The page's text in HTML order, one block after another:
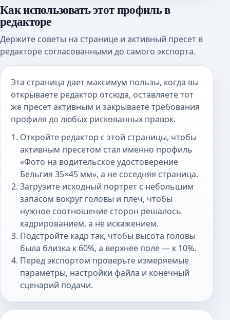
Как использовать этот профиль в
редакторе
Держите советы на странице и активный пресет в
редакторе согласованными до самого экспорта.
Эта страница дает максимум пользы, когда вы
открываете редактор отсюда, оставляете тот
же пресет активным и закрываете требования
профиля до любых рискованных правок.
Откройте редактор с этой страницы, чтобы
активным пресетом стал именно профиль
«Фото на водительское удостоверение
Бельгия 35×45 мм», а не соседняя страница.
Загрузите исходный портрет с небольшим
запасом вокруг головы и плеч, чтобы
нужное соотношение сторон решалось
кадрированием, а не искажением.
Подстройте кадр так, чтобы высота головы
была близка к 60%, а верхнее поле — к 10%.
Перед экспортом проверьте измеряемые
параметры, настройки файла и конечный
сценарий подачи.